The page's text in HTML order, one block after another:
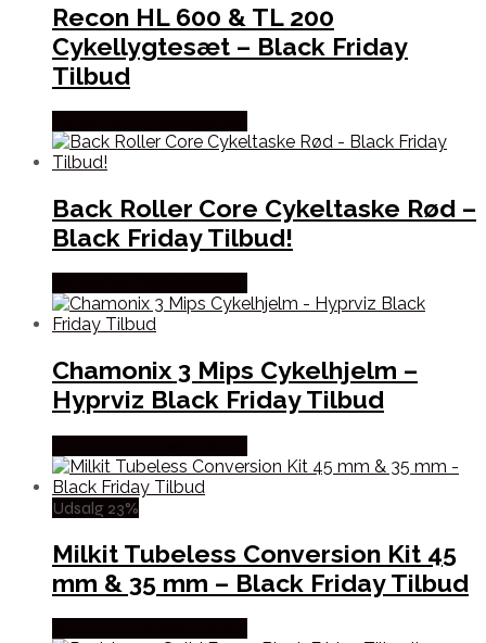
Recon HL 600 & TL 200
Cykellygtesæt – Black Friday
Tilbud
Back Roller Core Cykeltaske Rød –
Black Friday Tilbud!
Chamonix 3 Mips Cykelhjelm –
Hyprviz Black Friday Tilbud
Udsalg 23%
Milkit Tubeless Conversion Kit 45
mm & 35 mm – Black Friday Tilbud